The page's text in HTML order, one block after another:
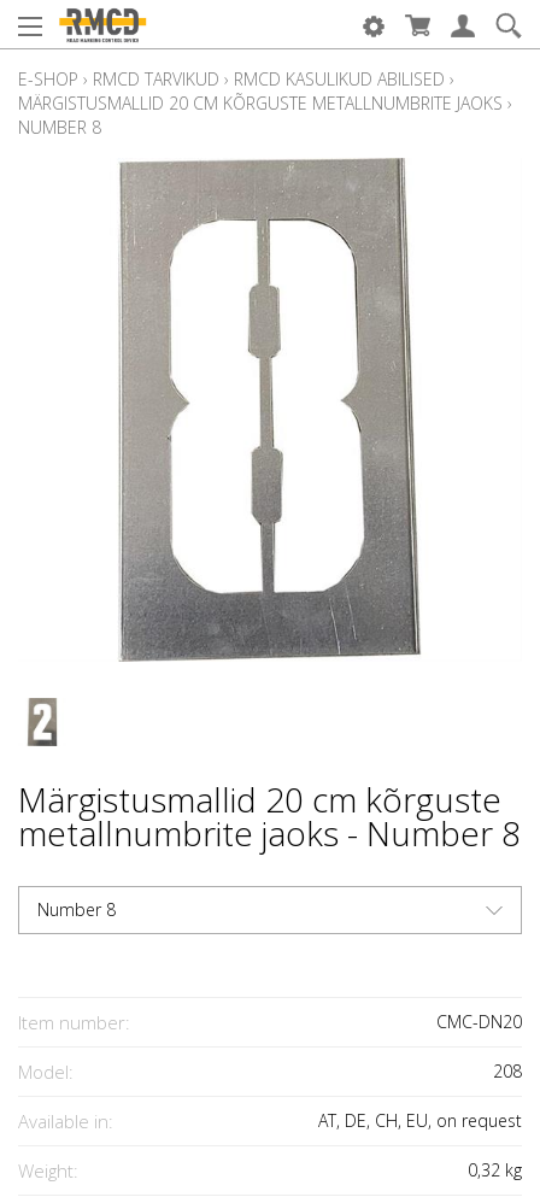
E-SHOP › RMCD TARVIKUD › RMCD KASULIKUD ABILISED ›
MÄRGISTUSMALLID 20 CM KÕRGUSTE METALLNUMBRITE JAOKS ›
NUMBER 8
Märgistusmallid 20 cm kõrguste
metallnumbrite jaoks - Number 8
Number 8
Item number: CMC-DN20
Model: 208
Available in: AT, DE, CH, EU, on request
Weight: 0,32 kg